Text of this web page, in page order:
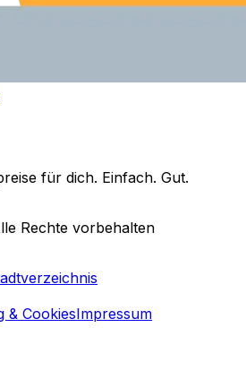
für dich. Einfach. Gut.
Rechte vorbehalten
& CookiesImpressum